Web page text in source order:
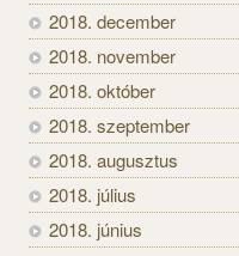
2018. december
2018. november
2018. október
2018. szeptember
2018. augusztus
2018. július
2018. június